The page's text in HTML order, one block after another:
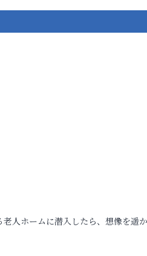
人ホームに潜入したら、想像を遥